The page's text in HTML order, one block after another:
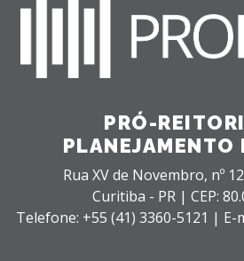
PRÓ-
PLANEJAMENTO
Rua XV de Novembro, nº
Curitiba - PR | CEP:
Telefone: +55 (41) 3360-5121 |